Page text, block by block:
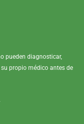
pueden diagnosticar,
propio médico antes de